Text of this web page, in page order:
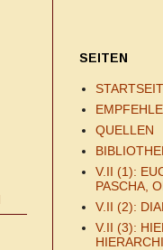
SEITEN
QUELLEN
V.II (1):
PASCHA,
V.II (2):
V.II (3):